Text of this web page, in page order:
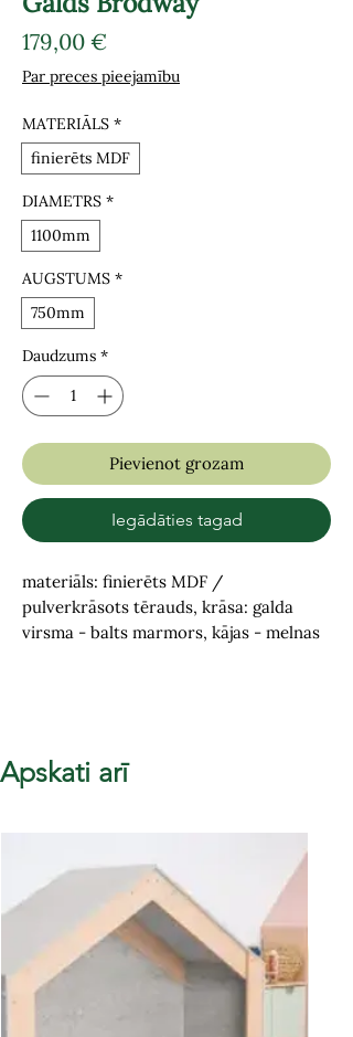
179,00 €Cena
Par preces pieejamību
MATERIĀLS *
finierēts MDF
DIAMETRS *
1100mm
AUGSTUMS *
750mm
Daudzums *
Pievienot grozam
Iegādāties tagad
materiāls: finierēts MDF /
pulverkrāsots tērauds, krāsa: galda
virsma - balts marmors, kājas - melnas
Apskati arī